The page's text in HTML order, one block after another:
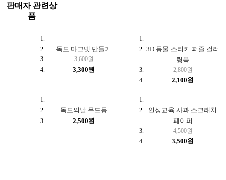
판매자 관련상
품
독도 마그넷 만들기
3,600원
3,300원
3D 동물 스티커 퍼즐 컬러
링북
2,800원
2,100원
독도의날 무드등
2,500원
인성교육 사과 스크래치
페이퍼
4,500원
3,500원